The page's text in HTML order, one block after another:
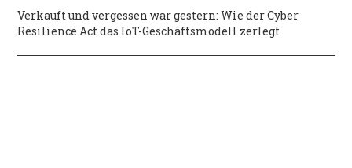
Verkauft und vergessen war gestern: Wie der Cyber
Resilience Act das IoT-Geschäftsmodell zerlegt